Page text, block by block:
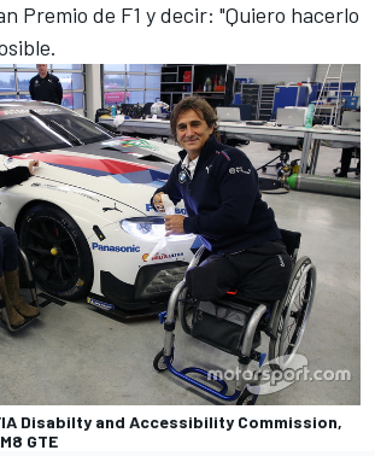
Premio de F1 y decir: "Quiero hacerlo
Disabilty and Accessibility Commission,
GTE